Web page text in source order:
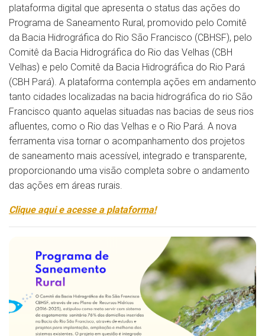
plataforma digital que apresenta o status das ações do
Programa de Saneamento Rural, promovido pelo Comitê
da Bacia Hidrográfica do Rio São Francisco (CBHSF), pelo
Comitê da Bacia Hidrográfica do Rio das Velhas (CBH
Velhas) e pelo Comitê da Bacia Hidrográfica do Rio Pará
(CBH Pará). A plataforma contempla ações em andamento
tanto cidades localizadas na bacia hidrográfica do rio São
Francisco quanto aquelas situadas nas bacias de seus rios
afluentes, como o Rio das Velhas e o Rio Pará. A nova
ferramenta visa tornar o acompanhamento dos projetos
de saneamento mais acessível, integrado e transparente,
proporcionando uma visão completa sobre o andamento
das ações em áreas rurais.
Clique aqui e acesse a plataforma!